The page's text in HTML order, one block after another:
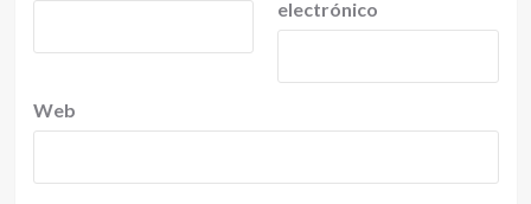
electrónico
Web